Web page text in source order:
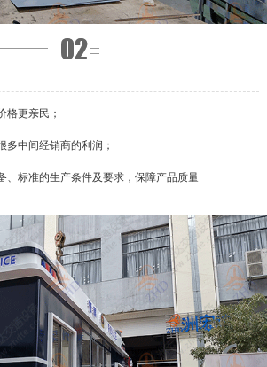
格更亲民；
多中间经销商的利润；
、标准的生产条件及要求，保障产品质量